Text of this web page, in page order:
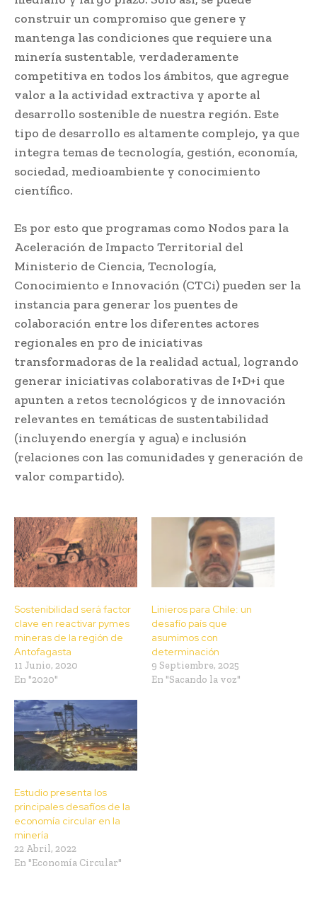
construir un compromiso que genere y
mantenga las condiciones que requiere una
minería sustentable, verdaderamente
competitiva en todos los ámbitos, que agregue
valor a la actividad extractiva y aporte al
desarrollo sostenible de nuestra región. Este
tipo de desarrollo es altamente complejo, ya que
integra temas de tecnología, gestión, economía,
sociedad, medioambiente y conocimiento
científico.
Es por esto que programas como Nodos para la
Aceleración de Impacto Territorial del
Ministerio de Ciencia, Tecnología,
Conocimiento e Innovación (CTCi) pueden ser la
instancia para generar los puentes de
colaboración entre los diferentes actores
regionales en pro de iniciativas
transformadoras de la realidad actual, logrando
generar iniciativas colaborativas de I+D+i que
apunten a retos tecnológicos y de innovación
relevantes en temáticas de sustentabilidad
(incluyendo energía y agua) e inclusión
(relaciones con las comunidades y generación de
valor compartido).
Sostenibilidad será factor
clave en reactivar pymes
mineras de la región de
Antofagasta
11 Junio, 2020
En "2020"
Linieros para Chile: un
desafío país que
asumimos con
determinación
9 Septiembre, 2025
En "Sacando la voz"
Estudio presenta los
principales desafíos de la
economía circular en la
minería
22 Abril, 2022
En "Economía Circular"